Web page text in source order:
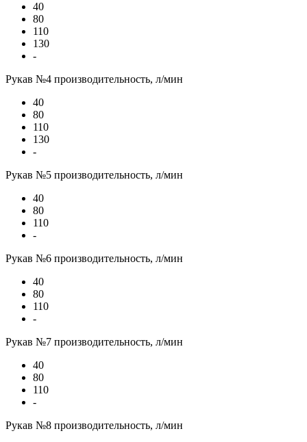
40
80
110
130
-
Рукав №4 производительность, л/мин
40
80
110
130
-
Рукав №5 производительность, л/мин
40
80
110
-
Рукав №6 производительность, л/мин
40
80
110
-
Рукав №7 производительность, л/мин
40
80
110
-
Рукав №8 производительность, л/мин